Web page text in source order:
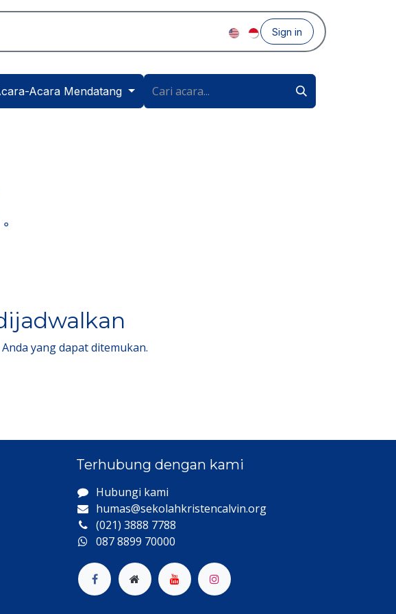
Sign in
Acara Mendatang
yang dapat ditemukan.
Terhubung dengan kami
Hubungi kami​
humas@sekolahkristencalvin.org
(021) 3888 7788
087 8899 70000